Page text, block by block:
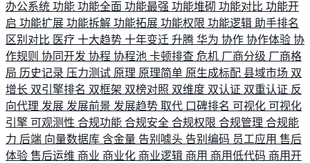
办公系统 功能 功能全面 功能最强 功能堆砌 功能对比 功能开
启 功能扩展 功能拆解 功能拓展 功能权限 功能逻辑 助手排名
区别对比 医疗 十大趋势 十年变迁 升腾 华为 协作 协作体验 协
作规则 协同开发 协程 协程池 卡顿排查 危机 厂商分级 厂商格
局 历史记录 压力测试 原理 原理简单 原生成标配 县域市场 双
增长 双引擎排名 双框架 双榜对照 双维度 双认证 双重认证 反
向代理 发展 发展前景 发展趋势 取代 口碑排名 可视化 可视化
引擎 可观测性 合规功能 合规安全 合规权限 合规管理 合规能
力 后端 向量数据库 含金量 告别噱头 告别编码 员工应用 售后
体验 售后运维 商业 商业化 商业逻辑 商用 商用低代码 商用开